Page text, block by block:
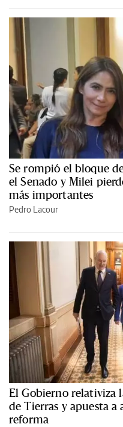
Se rompió el bloque
el Senado y Milei
más importantes
Pedro Lacour
El Gobierno relativiza
de Tierras y apuesta
reforma